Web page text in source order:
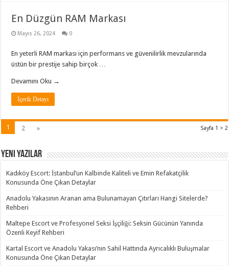
En Düzgün RAM Markası
Mayıs 26, 2024 0
En yeterli RAM markası için performans ve güvenilirlik mevzularında
üstün bir prestije sahip birçok …
Devamını Oku →
İçerik Detayı
Sayfa 1 > 2
1 2 »
Yeni Yazılar
Kadıköy Escort: İstanbul’un Kalbinde Kaliteli ve Emin Refakatçilik
Konusunda Öne Çıkan Detaylar
Anadolu Yakasının Aranan ama Bulunamayan Çıtırları Hangi Sitelerde?
Rehberi
Maltepe Escort ve Profesyonel Seksi İşçiliği: Seksin Gücünün Yanında
Özenli Keyif Rehberi
Kartal Escort ve Anadolu Yakası’nın Sahil Hattında Ayrıcalıklı Buluşmalar
Konusunda Öne Çıkan Detaylar